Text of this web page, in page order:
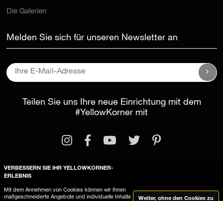
Die Galerien
Melden Sie sich für unseren Newsletter an
Teilen Sie uns Ihre neue Einrichtung mit dem
#YellowKorner mit
Rechtliche Informationen
VERBESSERN SIE IHR YELLOWKORNER-
ERLEBNIS
Mit dem Annehmen von Cookies können wir Ihnen
maßgeschneiderte Angebote und individuelle Inhalte
Weiter, ohne den Cookies zu